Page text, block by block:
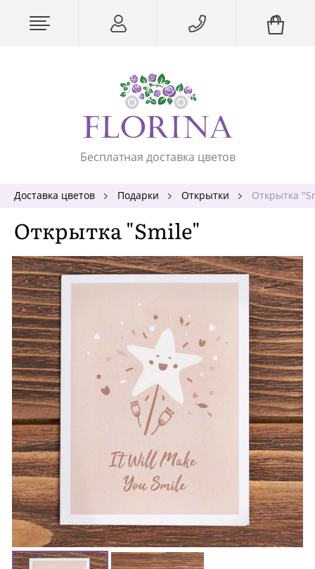
Бесплатная доставка цветов
Доставка цветов Подарки Открытки Открытка
Открытка "Smile"